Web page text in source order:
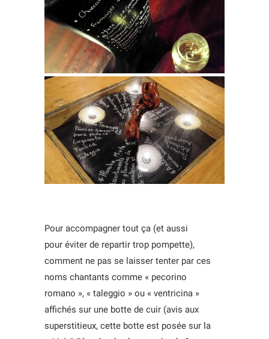
Pour accompagner tout ça (et aussi
pour éviter de repartir trop pompette),
comment ne pas se laisser tenter par ces
noms chantants comme « pecorino
romano », « taleggio » ou « ventricina »
affichés sur une botte de cuir (avis aux
superstitieux, cette botte est posée sur la